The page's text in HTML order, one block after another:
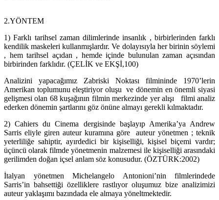
2.YÖNTEM
1) Farklı tarihsel zaman dilimlerinde insanlık , birbirlerinden farklı
kendilik maskeleri kullanmışlardır. Ve dolayısıyla her birinin söylemi
, hem tarihsel açıdan , hemde içinde bulunulan zaman açısından
birbirinden farklıdır. (ÇELİK ve EKŞİ,100)
Analizini yapacağımız Zabriski Noktası filmininde 1970’lerin
Amerikan toplumunu eleştiriyor oluşu ve dönemin en önemli siyasi
gelişmesi olan 68 kuşağının filmin merkezinde yer alışı filmi analiz
ederken dönemin şartlarını göz önüne almayı gerekli kılmaktadır.
2) Cahiers du Cinema dergisinde başlayıp Amerika’ya Andrew
Sarris eliyle giren auteur kuramına göre auteur yönetmen ; teknik
yeterliliğe sahiptir, ayırdedici bir kişiselliği, kişisel biçemi vardır;
üçüncü olarak filmde yönetmenin malzemesi ile kişiselliği arasındaki
gerilimden doğan içsel anlam söz konusudur. (ÖZTÜRK:2002)
İtalyan yönetmen Michelangelo Antonioni’nin filmlerindede
Sarris’in bahsettiği özelliklere rastlıyor oluşumuz bize analizimizi
auteur yaklaşımı bazındada ele almaya yöneltmektedir.